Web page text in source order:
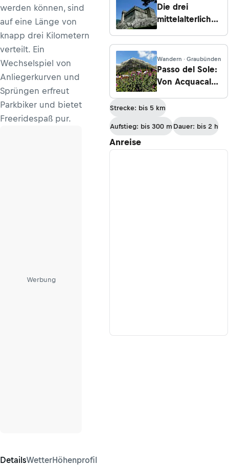
werden können, sind
auf eine Länge von
knapp drei Kilometern
verteilt. Ein
Wechselspiel von
Anliegerkurven und
Sprüngen erfreut
Parkbiker und bietet
Freeridespaß pur.
Werbung
DetailsWetterHöhenprofil
Die drei
mittelalterlichen
Bellinzona
Wandern · Graubünden
Passo del Sole:
Von Acquacalda
Strecke: bis 5 km
Aufstieg: bis 300 m Dauer: bis 2 h
Anreise